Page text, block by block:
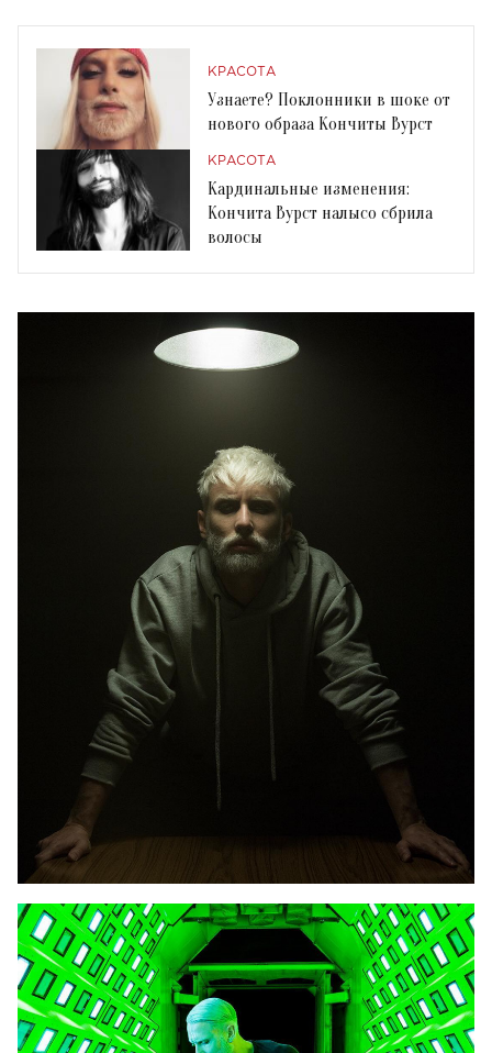
КРАСОТА
Узнаете? Поклонники в шоке от
нового образа Кончиты Вурст
КРАСОТА
Кардинальные изменения:
Кончита Вурст налысо сбрила
волосы